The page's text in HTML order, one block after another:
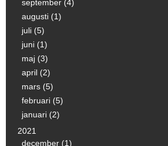
september (4)
augusti (1)
juli (5)
juni (1)
maj (3)
april (2)
mars (5)
februari (5)
januari (2)
2021
december (1)